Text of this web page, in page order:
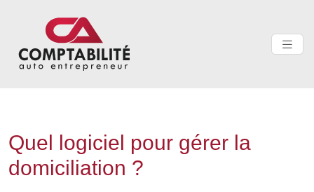
Quel logiciel pour gérer la
domiciliation ?